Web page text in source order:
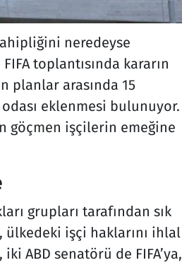
neredeyse
toplantısında kararın
planlar arasında 15
odası eklenmesi bulunuyor.
göçmen işçilerin emeğine
grupları tarafından sık
ülkedeki işçi haklarını ihlal
ABD senatörü de FIFA’ya,